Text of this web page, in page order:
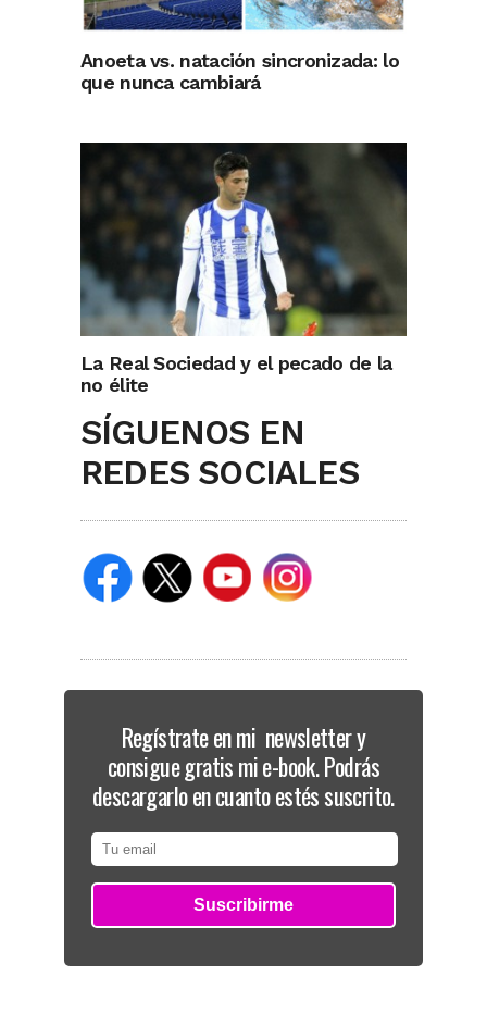
Anoeta vs. natación sincronizada: lo
que nunca cambiará
La Real Sociedad y el pecado de la
no élite
SÍGUENOS EN
REDES SOCIALES
Regístrate en mi newsletter y
consigue gratis mi e-book. Podrás
descargarlo en cuanto estés suscrito.